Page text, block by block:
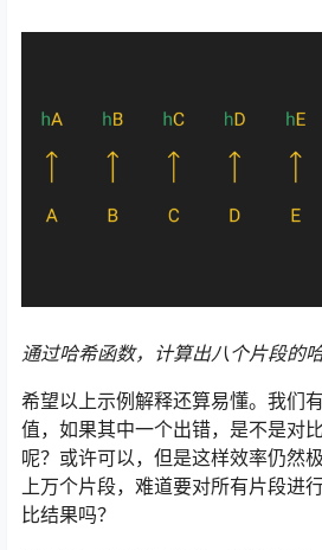
通过哈希函数，计算出八个片段的哈
希望以上示例解释还算易懂。我们
值，如果其中一个出错，是不是对
呢？或许可以，但是这样效率仍然
上万个片段，难道要对所有片段进
比结果吗？